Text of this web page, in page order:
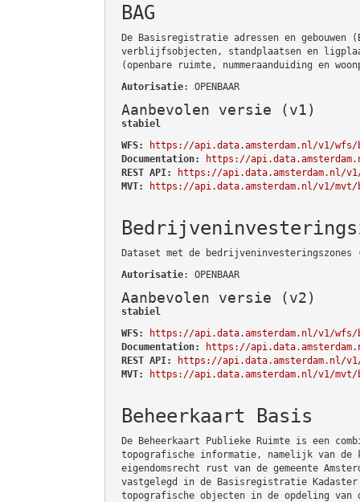
BAG
De Basisregistratie adressen en gebouwen
verblijfsobjecten, standplaatsen en
(openbare ruimte, nummeraanduiding en
Autorisatie: OPENBAAR
Aanbevolen versie (v1)
stabiel
WFS:
https://api.data.amsterdam.nl/v1/wfs/
Documentation:
https://
REST API:
https://api.data.amsterdam.nl/
MVT:
https://api.data.amsterdam.nl/v1/mvt/
Dataset met de bedrijveninvesteringszones
Autorisatie: OPENBAAR
Aanbevolen versie (v2)
stabiel
WFS:
https://api.data.amsterdam.nl/v1/wfs/
Documentation:
https://
REST API:
https://api.data.amsterdam.nl/
MVT:
https://api.data.amsterdam.nl/v1/
Beheerkaart Basis
De Beheerkaart Publieke Ruimte is een
topografische informatie, namelijk van de
eigendomsrecht rust van de gemeente
vastgelegd in de Basisregistratie Kadaster
topografische objecten in de opdeling van